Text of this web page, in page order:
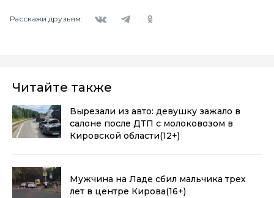
Расскажи друзьям:
Читайте также
Вырезали из авто: девушку зажало в
салоне после ДТП с молоковозом в
Кировской области(12+)
Мужчина на Ладе сбил мальчика трех
лет в центре Кирова(16+)